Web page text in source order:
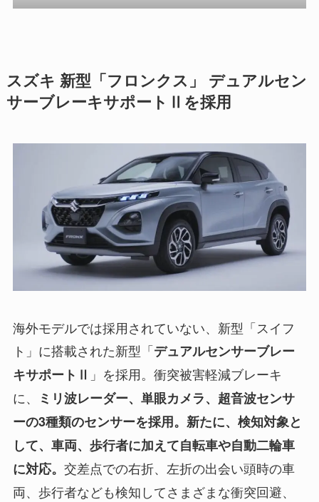
スズキ 新型「フロンクス」 デュアルセン
サーブレーキサポートⅡを採用
海外モデルでは採用されていない、新型「スイフ
ト」に搭載された新型「デュアルセンサーブレー
キサポートⅡ 」を採用。衝突被害軽減ブレーキ
に、
ミリ波レーダー、単眼カメラ、超音波センサ
ーの3種類のセンサーを採用。新たに、検知対象と
して、車両、歩行者に加えて自転車や自動二輪車
に対応。 交差点での右折、左折の出会い頭時の車
両、歩行者なども検知してさまざまな衝突回避、